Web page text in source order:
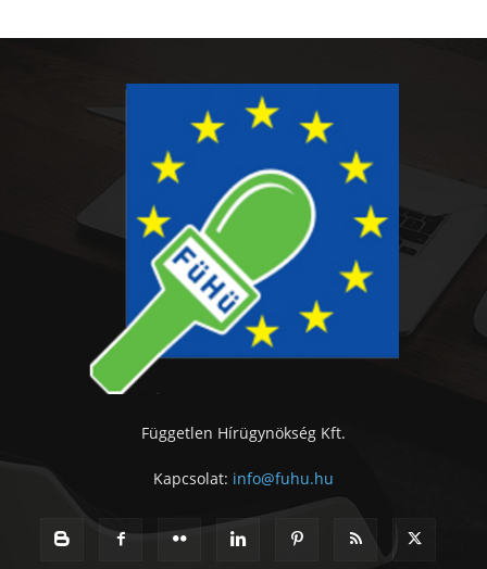
Független Hírügynökség Kft.
Kapcsolat: info@fuhu.hu